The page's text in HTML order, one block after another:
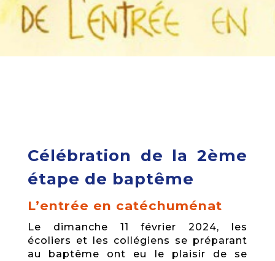
Célébration de la 2ème
étape de baptême
L’entrée en catéchuménat
Le dimanche 11 février 2024, les
écoliers et les collégiens se préparant
au baptême ont eu le plaisir de se